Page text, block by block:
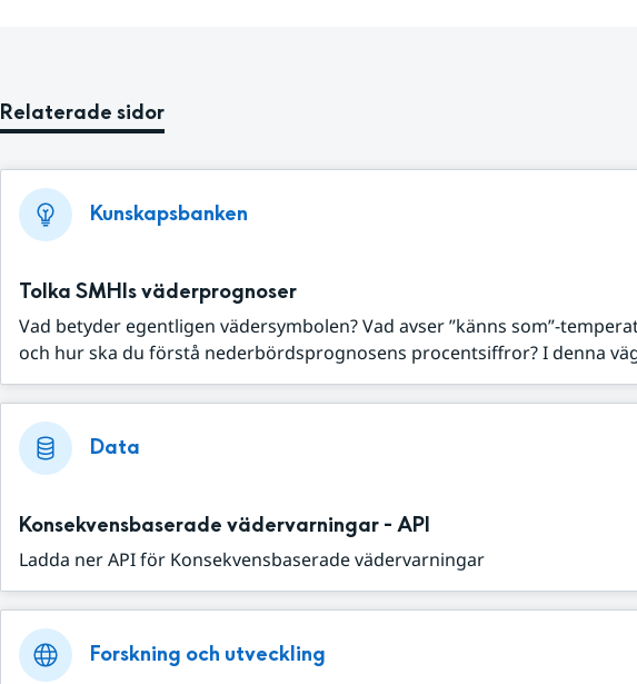
Relaterade sidor
Kunskapsbanken
Tolka SMHIs väderprognoser
Vad betyder egentligen vädersymbolen? Vad avser ”känns som”-
och hur ska du förstå nederbördsprognosens procentsiffror? I denna
Data
Konsekvensbaserade vädervarningar - API
Ladda ner API för Konsekvensbaserade vädervarningar
Forskning och utveckling